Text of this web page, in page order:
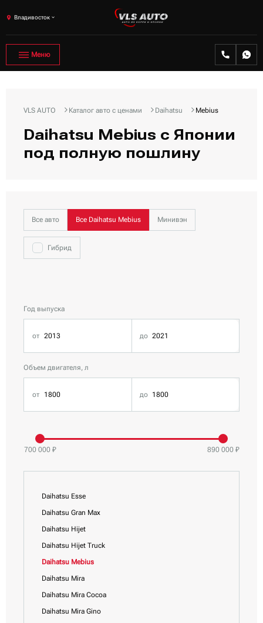
Владивосток
Меню
VLS AUTO Каталог авто с ценами Daihatsu Mebius
Daihatsu Mebius с Японии
под полную пошлину
Все авто Все Daihatsu Mebius Минивэн
Гибрид
Год выпуска
Объем двигателя, л
700 000 ₽ 890 000 ₽
Все Daihatsu
Daihatsu Atrai
Daihatsu Boon
Daihatsu Cast
Daihatsu Esse
Daihatsu Gran Max
Daihatsu Hijet
Daihatsu Hijet Truck
Daihatsu Mebius
Daihatsu Mira
Daihatsu Mira Cocoa
Daihatsu Mira Gino